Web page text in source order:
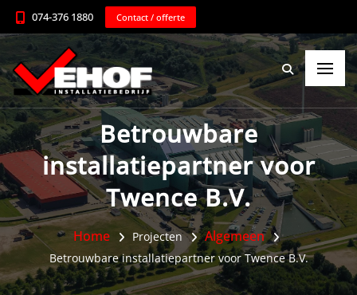
074-376 1880 Contact / offerte
Betrouwbare
installatiepartner voor
Twence B.V.
Home Projecten Algemeen
Betrouwbare installatiepartner voor Twence B.V.